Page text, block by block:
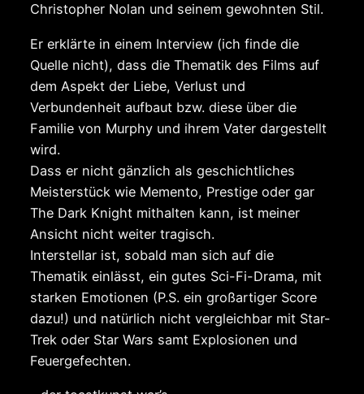
Christopher Nolan und seinem gewohnten Stil.
Er erklärte in einem Interview (ich finde die
Quelle nicht), dass die Thematik des Films auf
dem Aspekt der Liebe, Verlust und
Verbundenheit aufbaut bzw. diese über die
Familie von Murphy und ihrem Vater dargestellt
wird.
Dass er nicht gänzlich als geschichtliches
Meisterstück wie Memento, Prestige oder gar
The Dark Knight mithalten kann, ist meiner
Ansicht nicht weiter tragisch.
Interstellar ist, sobald man sich auf die
Thematik einlässt, ein gutes Sci-Fi-Drama, mit
starken Emotionen (P.S. ein großartiger Score
dazu!) und natürlich nicht vergleichbar mit Star-
Trek oder Star Wars samt Explosionen und
Feuergefechten.